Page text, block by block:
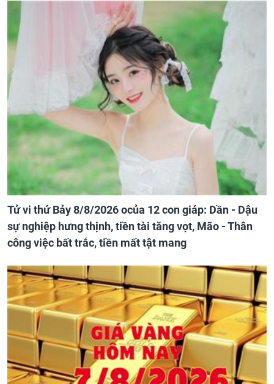
Tử vi thứ Bảy 8/8/2026 ocủa 12 con giáp: Dần - Dậu
sự nghiệp hưng thịnh, tiền tài tăng vọt, Mão - Thân
công việc bất trắc, tiền mất tật mang